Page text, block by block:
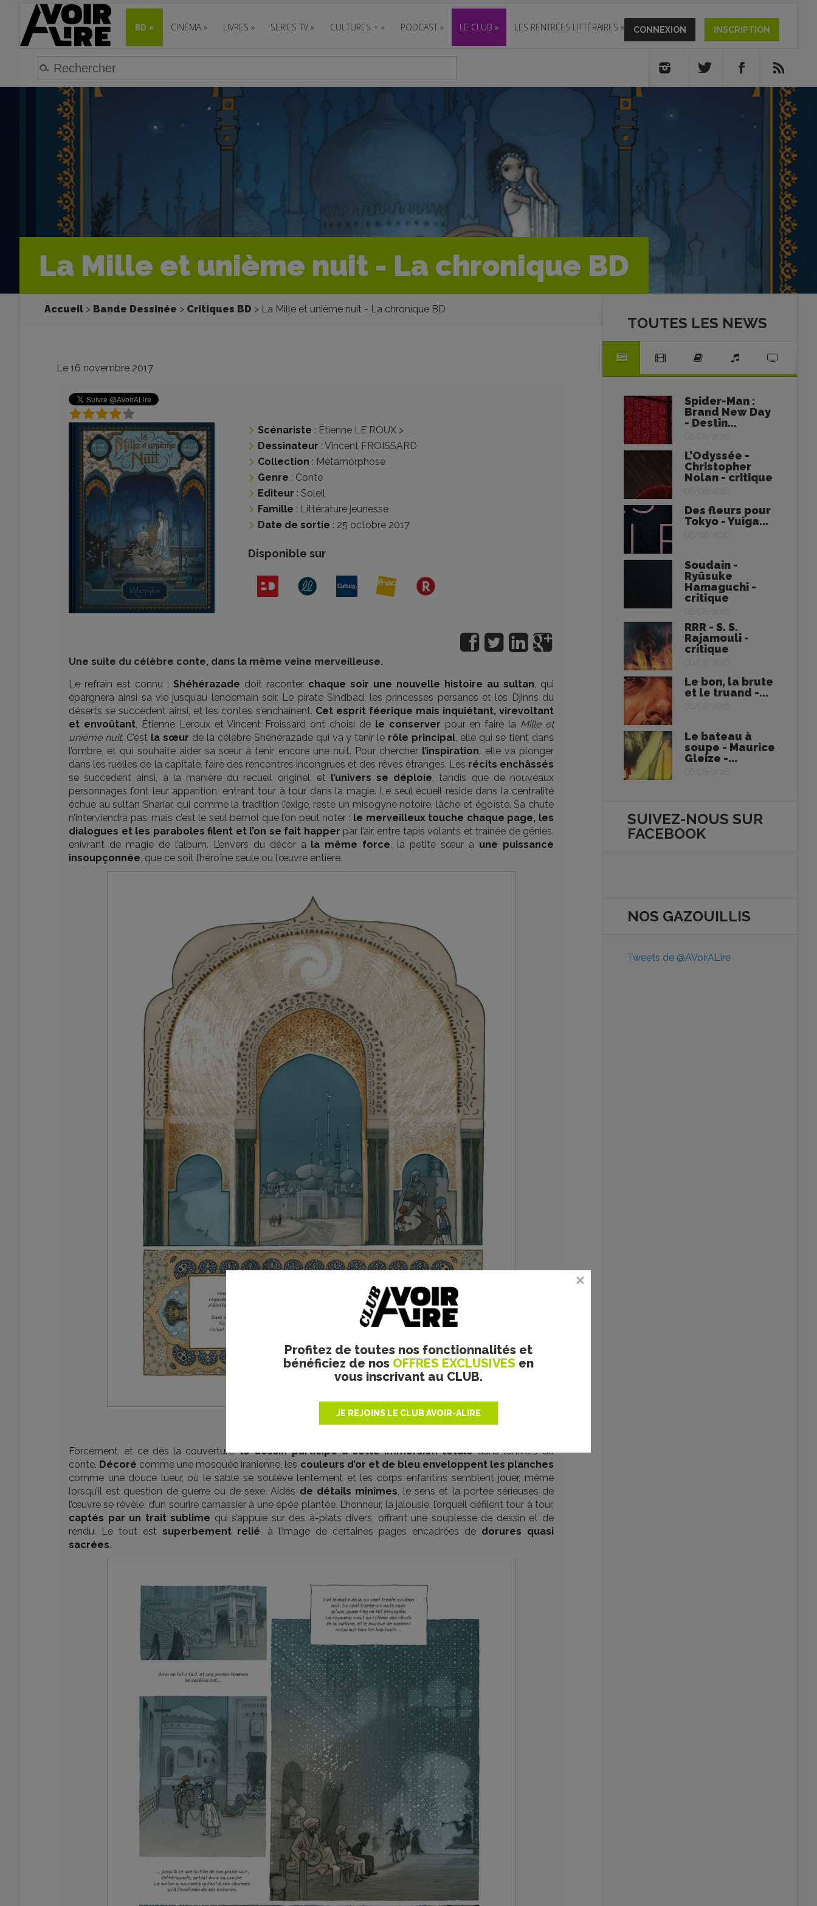
BD » CINÉMA » LIVRES » SERIES TV » CULTURES + » PODCAST » LE CLUB » LES RENTRÉES LITTÉRAIRES » CONNEXION INSCRIPTION
Profitez de toutes nos fonctionnalités et
bénéficiez de nos OFFRES EXCLUSIVES en
vous inscrivant au CLUB.
JE REJOINS LE CLUB AVOIR-ALIRE
La Mille et unième nuit - La chronique BD
Accueil Bande Dessinée Critiques BD La Mille et unième nuit - La chronique BD
Le 16 novembre 2017
Scénariste : Étienne LE ROUX >
Dessinateur : Vincent FROISSARD
Collection : Métamorphose
Genre : Conte
Editeur : Soleil
Famille : Littérature jeunesse
Date de sortie : 25 octobre 2017
Disponible sur
Une suite du célèbre conte, dans la même veine merveilleuse.
Le refrain est connu : Shéhérazade doit raconter chaque soir une nouvelle histoire au sultan, qui
épargnera ainsi sa vie jusqu’au lendemain soir. Le pirate Sindbad, les princesses persanes et les Djinns du
déserts se succèdent ainsi, et les contes s’enchaînent. Cet esprit féerique mais inquiétant, virevoltant
et envoûtant, Étienne Leroux et Vincent Froissard ont choisi de le conserver pour en faire la Mille et
unième nuit. C’est la sœur de la célèbre Shéhérazade qui va y tenir le rôle principal, elle qui se tient dans
l’ombre, et qui souhaite aider sa sœur à tenir encore une nuit. Pour chercher l’inspiration, elle va plonger
dans les ruelles de la capitale, faire des rencontres incongrues et des rêves étranges. Les récits enchâssés
se succèdent ainsi, à la manière du recueil originel, etl’univers se déploie, tandis que de nouveaux
personnages font leur apparition, entrant tour à tour dans la magie. Le seul écueil réside dans la centralité
échue au sultan Shariar, qui comme la tradition l’exige, reste un misogyne notoire, lâche et égoïste. Sa chute
n’interviendra pas, mais c’est le seul bémol que l’on peut noter : le merveilleux touche chaque page, les
dialogues et les paraboles filent et l’on se fait happer par l’air, entre tapis volants et traînée de génies,
enivrant de magie de l’album. L’envers du décor a la même force, la petite sœur a une puissance
insoupçonnée, que ce soit l’héroïne seule ou l’œuvre entière.
Forcément, et ce dès la couverture,le dessin participe à cette immersion totaledans l’univers du
conte. Décoré comme une mosquée iranienne, les couleurs d’or et de bleu enveloppent les planches
comme une douce lueur, où le sable se soulève lentement et les corps enfantins semblent jouer, même
lorsqu’il est question de guerre ou de sexe. Aidés de détails minimes, le sens et la portée sérieuses de
l’œuvre se révèle, d’un sourire carnassier à une épée plantée. L’honneur, la jalousie, l’orgueil défilent tour à tour,
captés par un trait sublime qui s’appuie sur des à-plats divers, offrant une souplesse de dessin et de
rendu. Le tout est superbement relié, à l’image de certaines pages encadrées de dorures quasi
sacrées.
TOUTES LES NEWS
Spider-Man :
Brand New Day
- Destin...
06/08/2026
L’Odyssée -
Christopher
Nolan - critique
06/08/2026
Des fleurs pour
Tokyo - Yuiga...
06/08/2026
Soudain -
Ryūsuke
Hamaguchi -
critique
06/08/2026
RRR - S. S.
Rajamouli -
critique
06/08/2026
Le bon, la brute
et le truand -...
06/08/2026
Le bateau à
soupe - Maurice
Gleize -...
06/08/2026
SUIVEZ-NOUS SUR
FACEBOOK
NOS GAZOUILLIS
Tweets de @AVoirALire